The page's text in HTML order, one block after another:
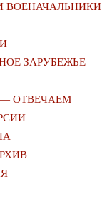
ВОЕНАЧАЛЬНИКИ
ЗАРУБЕЖЬЕ
ОТВЕЧАЕМ